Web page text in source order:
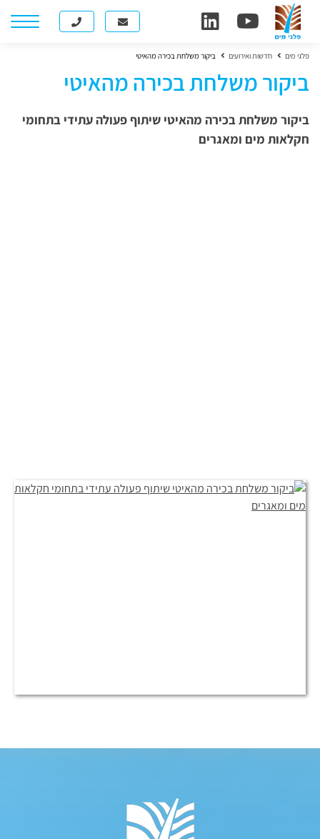
פלגי מים חדשות ואירועים ביקור משלחת בכירה מהאיטי
ביקור משלחת בכירה מהאיטי
ביקור משלחת בכירה מהאיטי שיתוף פעולה עתידי בתחומי
חקלאות מים ומאגרים